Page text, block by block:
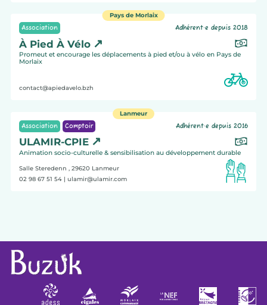
Pays de Morlaix
Association
Adhérent·e depuis 2018
À Pied À Vélo
Promeut et encourage les déplacements à pied et/ou à vélo en Pays de
Morlaix
contact@apiedavelo.bzh
Lanmeur
Association
Comptoir Adhérent·e depuis 2016
ULAMIR-CPIE
Animation socio-culturelle & sensibilisation au développement durable
Salle Steredenn , 29620 Lanmeur
02 98 67 51 54| ulamir@ulamir.com